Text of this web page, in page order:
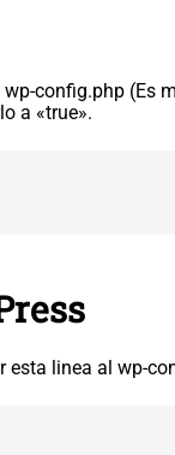
config.php (Es
a «true».
esta linea al wp-